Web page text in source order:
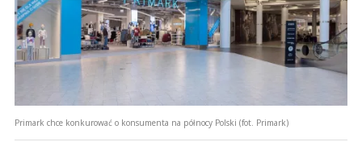
Primark chce konkurować o konsumenta na północy Polski (fot. Primark)